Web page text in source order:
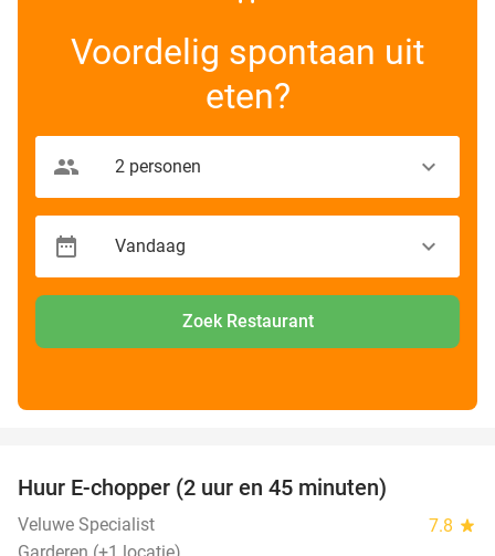
Voordelig spontaan uit
eten?
Zoek Restaurant
Huur E-chopper (2 uur en 45 minuten)
Veluwe Specialist 7.8 star